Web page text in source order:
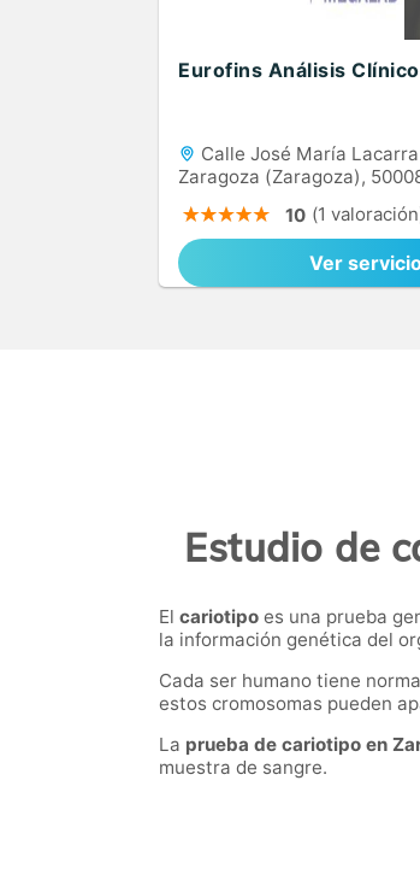
Eurofins Análisis
Calle José María Lacarra
Zaragoza (Zaragoza),
10 (1
Ver
Estudio de
El cariotipo es una prueba
la información genética del
Cada ser humano tiene
estos cromosomas pueden
La prueba de cariotipo en
muestra de sangre.